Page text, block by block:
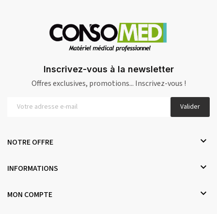
Inscrivez-vous à la newsletter
Offres exclusives, promotions... Inscrivez-vous !
Valider
NOTRE OFFRE 
INFORMATIONS 
MON COMPTE 